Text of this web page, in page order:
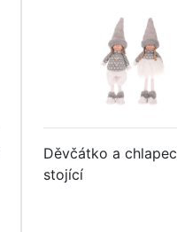
Děvčátko a chlapec
stojící